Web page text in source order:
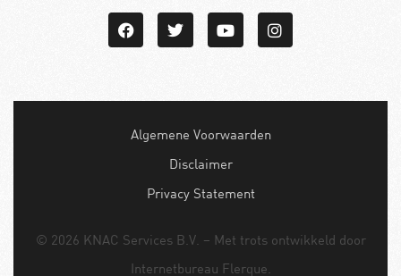
© 2026 KNAC Services B.V. – Met trots ontwikkeld door
Internetbureau Flerque
Algemene Voorwaarden
Disclaimer
Privacy Statement